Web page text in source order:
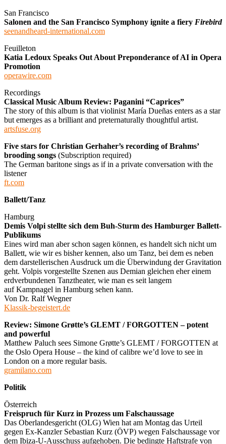
San Francisco
Salonen and the San Francisco Symphony ignite a fiery Firebird
seenandheard-international.com
Feuilleton
Katia Ledoux Speaks Out About Preponderance of AI in Opera
Promotion
operawire.com
Recordings
Classical Music Album Review: Paganini “Caprices”
The story of this album is that violinist María Dueñas enters as a star
but emerges as a brilliant and preternaturally thoughtful artist.
artsfuse.org
Five stars for Christian Gerhaher’s recording of Brahms’
brooding songs (Subscription required)
The German baritone sings as if in a private conversation with the
listener
ft.com
Ballett/Tanz
Hamburg
Demis Volpi stellte sich dem Buh-Sturm des Hamburger Ballett-
Publikums
Eines wird man aber schon sagen können, es handelt sich nicht um
Ballett, wie wir es bisher kennen, also um Tanz, bei dem es neben
dem darstellerischen Ausdruck um die Überwindung der Gravitation
geht. Volpis vorgestellte Szenen aus Demian gleichen eher einem
erdverbundenen Tanztheater, wie man es seit langem
auf Kampnagel in Hamburg sehen kann.
Von Dr. Ralf Wegner
Klassik-begeistert.de
Review: Simone Grøtte’s GLEMT / FORGOTTEN – potent
and powerful
Matthew Paluch sees Simone Grøtte’s GLEMT / FORGOTTEN at
the Oslo Opera House – the kind of calibre we’d love to see in
London on a more regular basis.
gramilano.com
Politik
Österreich
Freispruch für Kurz in Prozess um Falschaussage
Das Oberlandesgericht (OLG) Wien hat am Montag das Urteil
gegen Ex-Kanzler Sebastian Kurz (ÖVP) wegen Falschaussage vor
dem Ibiza-U-Ausschuss aufgehoben. Die bedingte Haftstrafe von